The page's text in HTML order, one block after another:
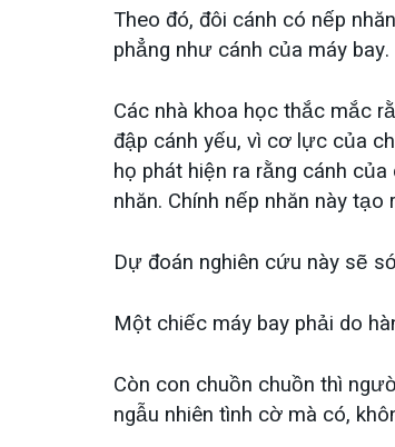
Theo đó, đôi cánh có nếp
phẳng như cánh của máy bay.
Các nhà khoa học thắc mắc
đập cánh yếu, vì cơ lực của
họ phát hiện ra rằng cánh
nhăn. Chính nếp nhăn này
Dự đoán nghiên cứu này sẽ
Một chiếc máy bay phải do
Còn con chuồn chuồn thì
ngẫu nhiên tình cờ mà có,